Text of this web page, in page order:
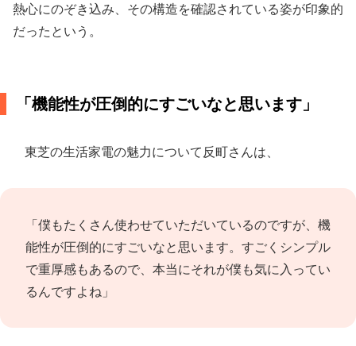
熱心にのぞき込み、その構造を確認されている姿が印象的
だったという。
「機能性が圧倒的にすごいなと思います」
東芝の生活家電の魅力について反町さんは、
「僕もたくさん使わせていただいているのですが、機
能性が圧倒的にすごいなと思います。すごくシンプル
で重厚感もあるので、本当にそれが僕も気に入ってい
るんですよね」